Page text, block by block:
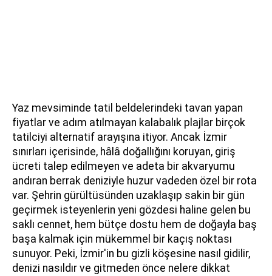
Yaz mevsiminde tatil beldelerindeki tavan yapan
fiyatlar ve adım atılmayan kalabalık plajlar birçok
tatilciyi alternatif arayışına itiyor. Ancak İzmir
sınırları içerisinde, hâlâ doğallığını koruyan, giriş
ücreti talep edilmeyen ve adeta bir akvaryumu
andıran berrak deniziyle huzur vadeden özel bir rota
var. Şehrin gürültüsünden uzaklaşıp sakin bir gün
geçirmek isteyenlerin yeni gözdesi haline gelen bu
saklı cennet, hem bütçe dostu hem de doğayla baş
başa kalmak için mükemmel bir kaçış noktası
sunuyor. Peki, İzmir'in bu gizli köşesine nasıl gidilir,
denizi nasıldır ve gitmeden önce nelere dikkat